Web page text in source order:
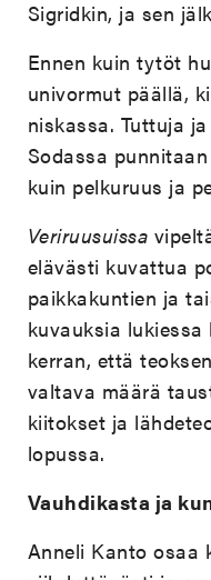
Sigridkin, ja sen
Ennen kuin tytöt
univormut päällä,
niskassa. Tuttuja
Sodassa
kuin pelkuruus ja
Veriruusuissa
elävästi kuvattua
paikkakuntien ja
kuvauksia lukiessa
kerran, että
valtava määrä
kiitokset ja
lopussa.
Vauhdikasta ja
Anneli Kanto osaa